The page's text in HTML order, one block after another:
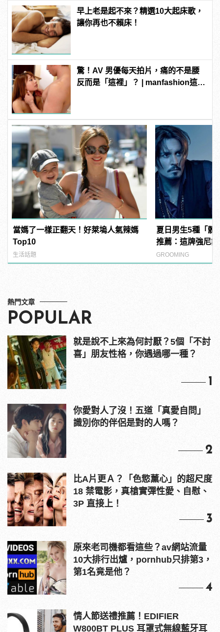
早上老是起不來？精選10大起床歌，
讓你再也不賴床！
驚！AV 男優每天拍片，痛的不是腰
反而是「這裡」？ | manfashion這樣
當媽了一樣正翻天！好萊塢人氣辣媽
Top10
生活話題
夏日男生5種「體
推薦：這牌強尼
GROOMING
熱門文章
POPULAR
就是說不上來為何討厭？5個「不討
喜」朋友性格，你遇過哪一種？
1
你愛對人了沒！五道「真愛自問」
識別你的伴侶是對的人嗎？
2
比A片更Ａ？「色慾薰心」的超尺度
18 禁電影，真槍實彈性愛、自慰、
3P 直接上！
3
原來老司機都看這些？av網站流量
10大排行出爐，pornhub只排第3，
第1名竟是他？
4
情人節送禮推薦！EDIFIER
W800BT PLUS 耳罩式無線藍牙耳